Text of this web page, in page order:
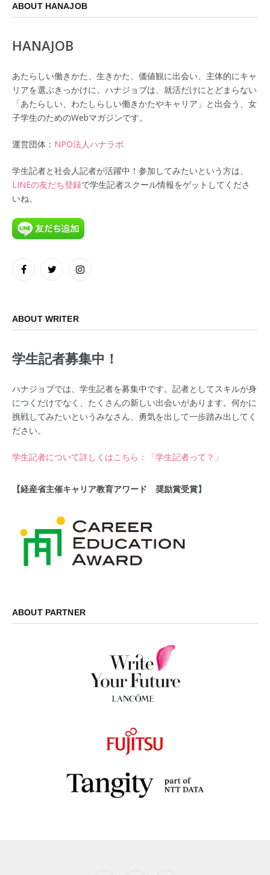
ABOUT HANAJOB
HANAJOB
あたらしい働きかた、生きかた、価値観に出会い、主体的にキャ
リアを選ぶきっかけに。ハナジョブは、就活だけにとどまらない
「あたらしい、わたしらしい働きかたやキャリア」と出会う、女
子学生のためのWebマガジンです。
運営団体： NPO法人ハナラボ
学生記者と社会人記者が活躍中！参加してみたいという方は、
LINEの友だち登録で学生記者スクール情報をゲットしてくださ
いね。
FacebookTwitter Instagram
ABOUT WRITER
学生記者募集中！
ハナジョブでは、学生記者を募集中です。記者としてスキルが身
につくだけでなく、たくさんの新しい出会いがあります。何かに
挑戦してみたいというみなさん、勇気を出して一歩踏み出してく
ださい。
学生記者について詳しくはこちら：「学生記者って？」
【経産省主催キャリア教育アワード 奨励賞受賞】
ABOUT PARTNER